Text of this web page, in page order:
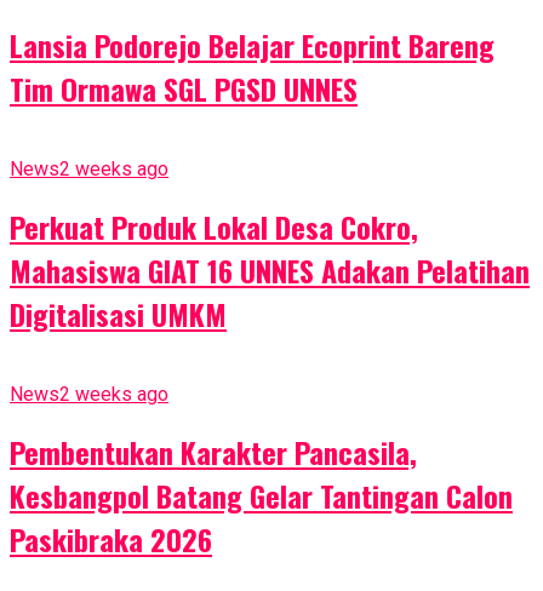
Lansia Podorejo Belajar Ecoprint Bareng
Tim Ormawa SGL PGSD UNNES
News2 weeks ago
Perkuat Produk Lokal Desa Cokro,
Mahasiswa GIAT 16 UNNES Adakan Pelatihan
Digitalisasi UMKM
News2 weeks ago
Pembentukan Karakter Pancasila,
Kesbangpol Batang Gelar Tantingan Calon
Paskibraka 2026